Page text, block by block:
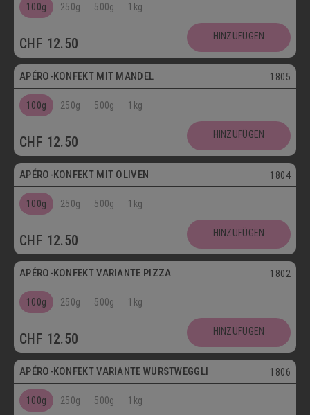
100g 250g 500g 1kg
CHF 12.50 HINZUFÜGEN
Vegetarisch
APÉRO-KONFEKT MIT MANDEL 1805
100g 250g 500g 1kg
CHF 12.50 HINZUFÜGEN
Vegetarisch
APÉRO-KONFEKT MIT OLIVEN 1804
100g 250g 500g 1kg
CHF 12.50 HINZUFÜGEN
APÉRO-KONFEKT VARIANTE PIZZA 1802
100g 250g 500g 1kg
CHF 12.50 HINZUFÜGEN
APÉRO-KONFEKT VARIANTE WURSTWEGGLI 1806
100g 250g 500g 1kg